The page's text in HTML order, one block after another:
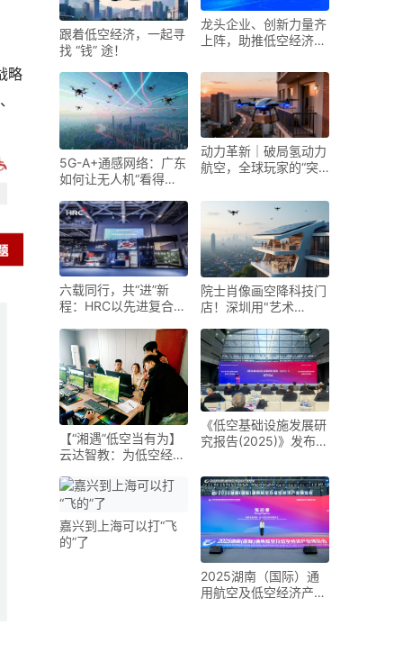
略
跟着低空经济，一起寻
找 “钱” 途！
龙头企业、创新力量齐
上阵，助推低空经济进
国钛谷国际钛产业博览
会将于下月在宝鸡举
5G-A+通感网络：广东
如何让无人机“看得
动力革新｜破局氢动力
航空，全球玩家的“突
六载同行，共“进”新
程：HRC以先进复合材
图景
院士肖像画空降科技门
店！深圳用"艺术
【“湘遇”低空当有为】
云达智教：为低空经济
《低空基础设施发展研
究报告(2025)》发布
施建设的战略机遇期
嘉兴到上海可以打“飞
的”了
2025湖南（国际）通
用航空及低空经济产业